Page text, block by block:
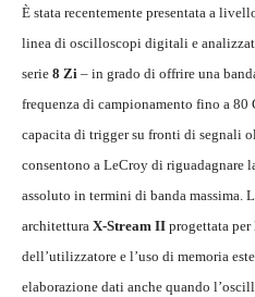
È stata recentemente presentata a
linea di oscilloscopi digitali e
serie 8 Zi – in grado di offrire una
frequenza di campionamento fino a 80
capacita di trigger su fronti di segnali
consentono a LeCroy di riguadagnare
assoluto in termini di banda massima.
architettura X-Stream II progettata
dell’utilizzatore e l’uso di memoria
elaborazione dati anche quando